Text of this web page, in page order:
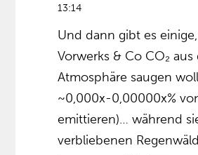
13:14
Und dann gibt es
Vorwerks & Co CO₂ aus
Atmosphäre saugen
~0,000x-0,00000x%
emittieren)… während
verbliebenen